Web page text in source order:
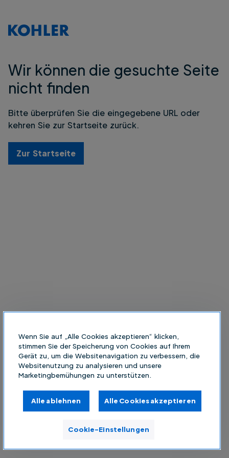
Wir können die gesuchte Seite
nicht finden
Bitte überprüfen Sie die eingegebene URL oder
kehren Sie zur Startseite zurück.
Zur Startseite
Wenn Sie auf „Alle Cookies akzeptieren“ klicken,
stimmen Sie der Speicherung von Cookies auf Ihrem
Gerät zu, um die Websitenavigation zu verbessern, die
Websitenutzung zu analysieren und unsere
Marketingbemühungen zu unterstützen.
Alle ablehnen Alle Cookies akzeptieren
Cookie-Einstellungen